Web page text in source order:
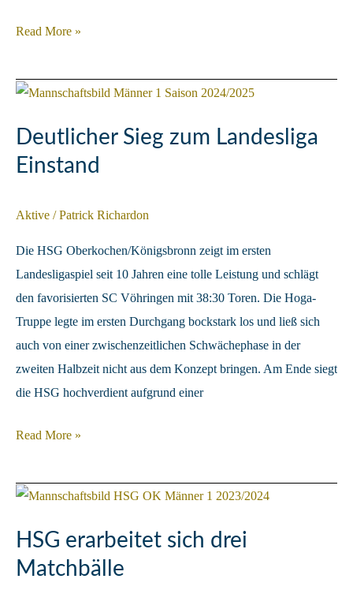
Kantersieg
Kreisderby
Read More »
Deutlicher Sieg zum Landesliga
Einstand
Aktive /Patrick Richardon
Die HSG Oberkochen/Königsbronn zeigt im ersten
Landesligaspiel seit 10 Jahren eine tolle Leistung und schlägt
den favorisierten SC Vöhringen mit 38:30 Toren. Die Hoga-
Truppe legte im ersten Durchgang bockstark los und ließ sich
auch von einer zwischenzeitlichen Schwächephase in der
zweiten Halbzeit nicht aus dem Konzept bringen. Am Ende siegt
die HSG hochverdient aufgrund einer
Deutlicher
zum
Einstand
Read More »
HSG erarbeitet sich drei
Matchbälle